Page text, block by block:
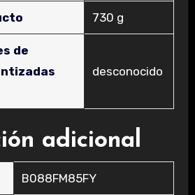
‎730 g
de
‎desconocido
adicional
B088FM85FY